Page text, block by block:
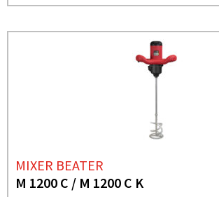
MIXER BEATER
M 1200 C / M 1200 C K